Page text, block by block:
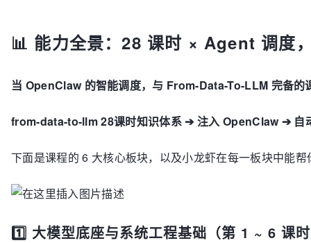
📊 能力全景：28 课时 × Agent 调度
当 OpenClaw 的智能调度，与 From-Data-To-LLM 完备
from-data-to-llm 28课时知识体系 ➔ 注入 OpenClaw ➔ 自
下面是课程的 6 大核心板块，以及小龙虾在每一板块中能
1️⃣ 大模型底座与系统工程基础（第 1 ~ 6 课